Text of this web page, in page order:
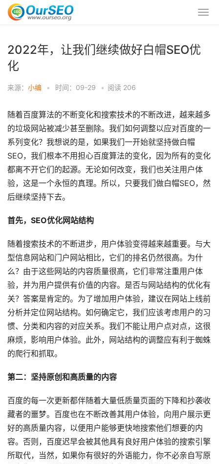
2022年，让我们继续做好白帽SEO优
化
来源： 小编 • 时间：09-29 • 阅读 206
随着百度算法的不断变化和搜索技术的不断改进，越来越多
的垃圾网站被减少甚至删除。我们如何调整以应对百度的一
系列变化？我想说的是，如果我们一开始就坚持做白帽
SEO，我们根本不用担心百度算法的变化，因为所有的变化
都离不开它们的起源。无论如何改变，我们也关注用户体
验，这是一个永恒的真理。所以，只要我们做白帽SEO，然
后继续坚持下去。
首先，SEO优化网站结构
随着搜索技术的不断进步，用户体验变得越来越重要。与大
型信息网站和门户网站相比，它们的排名仍然很高。为什
么？由于这些网站的内容质量很高，它们非常注重用户体
验，并为用户提供有价值的内容。是否与网站结构的优化有
关？答案是肯定的。为了增加用户体验，建议在网站上线前
分析并定位网站结构。如何确定它，我们应该考虑用户的习
惯、分类和内容的对应关系。我们不能让用户点对点，这很
麻烦，影响用户体验。此外，网站结构的调整应有利于蜘蛛
的爬行和抓取。
第二：坚持原创和高质量的内容
百度的每一次更新都伴随着大量低质量页面的下降和抄袭收
藏者的噩梦。百度也在不断改善其用户体验，向用户展示更
好的高质量内容，以便用户能够更快地搜索他们想要的内
容。否则，百度迟早会被其他具有良好用户体验的搜索引擎
所取代，当然，如果你有很好的外语能力，你不必亲自写原